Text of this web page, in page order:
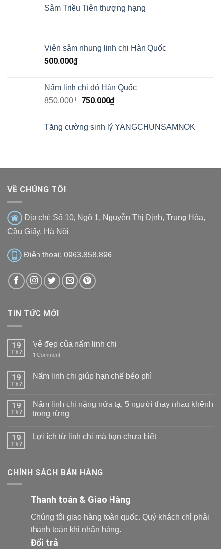
Sâm Triều Tiên thượng hạng
Viên sâm nhung linh chi Hàn Quốc
500.000₫
Nấm linh chi đỏ Hàn Quốc
850.000₫ 750.000₫
Tăng cường sinh lý YANGCHUNSAMNOK
VỀ CHÚNG TÔI
Địa chỉ: Số 10, Ngõ 1, Nguyễn Thị Định, Trung Hòa,
Cầu Giấy, Hà Nội
Điện thoại: 0963.858.896
TIN TỨC MỚI
19
Th7
Vẻ đẹp của nấm linh chi
1 Comment
19
Th7
Nấm linh chi giúp hạn chế béo phì
19
Th7
Nấm linh chi nặng nửa tạ, 5 người thay nhau khênh
trong rừng
19
Th7
Lợi ích từ linh chi mà bạn chưa biết
CHÍNH SÁCH BÁN HÀNG
Thanh toán & Giao Hàng
Chúng tôi giao hàng toàn quốc. Quý khách chỉ phải
thanh toán khi nhận hàng.
Đổi trả